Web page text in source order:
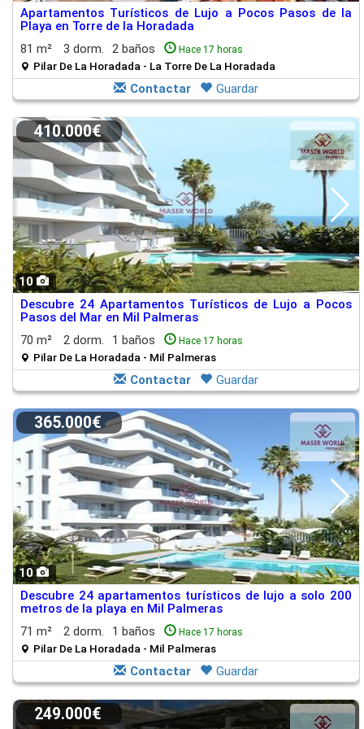
Apartamentos Turísticos de Lujo a Pocos Pasos de la
Playa en Torre de la Horadada
81 m²
3 dorm. 2 baños Hace 17 horas
Pilar De La Horadada - La Torre De La Horadada
Contactar Guardar
10
410.000€
Descubre 24 Apartamentos Turísticos de Lujo a Pocos
Pasos del Mar en Mil Palmeras
70 m²
2 dorm. 1 baños Hace 17 horas
Pilar De La Horadada - Mil Palmeras
Contactar Guardar
10
365.000€
Descubre 24 apartamentos turísticos de lujo a solo 200
metros de la playa en Mil Palmeras
71 m²
2 dorm. 1 baños Hace 17 horas
Pilar De La Horadada - Mil Palmeras
Contactar Guardar
249.000€